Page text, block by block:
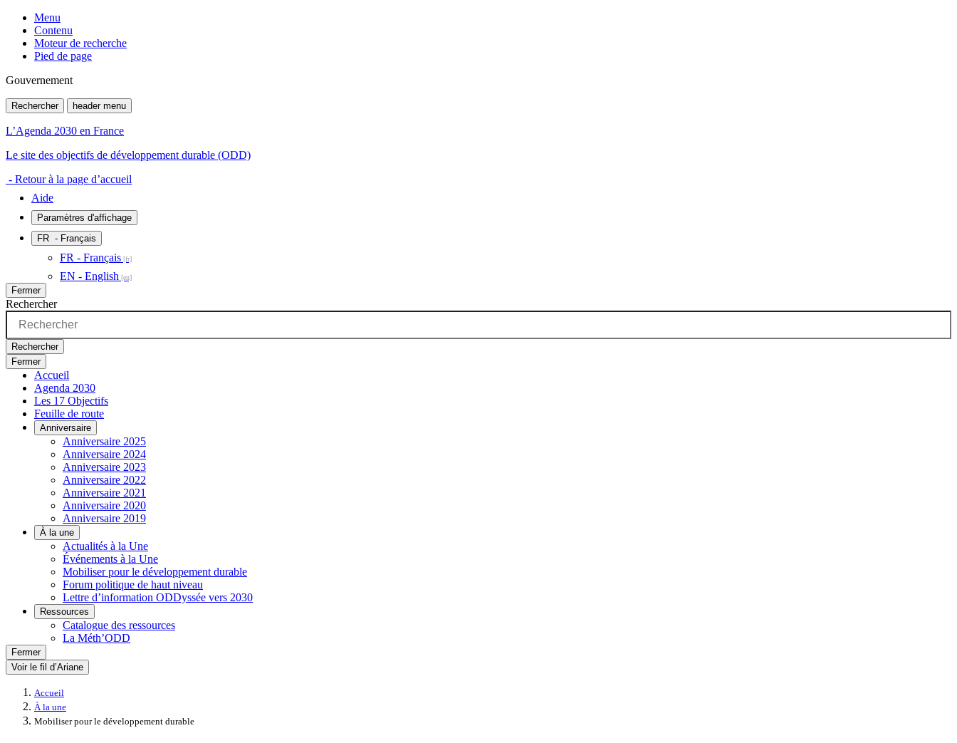
Menu
Contenu
Moteur de recherche
Pied de page
Gouvernement
Rechercher header menu
L’Agenda 2030 en France
Le site des objectifs de développement durable (ODD)
- Retour à la page d’accueil
Aide
Paramètres d'affichage
FR - Français
FR - Français
EN - English
Fermer
Rechercher
Rechercher
Fermer
Accueil
Agenda 2030
Les 17 Objectifs
Feuille de route
Anniversaire
Anniversaire 2025
Anniversaire 2024
Anniversaire 2023
Anniversaire 2022
Anniversaire 2021
Anniversaire 2020
Anniversaire 2019
À la une
Actualités à la Une
Événements à la Une
Mobiliser pour le développement durable
Forum politique de haut niveau
Lettre d’information ODDyssée vers 2030
Ressources
Catalogue des ressources
La Méth’ODD
Fermer
Voir le fil d’Ariane
Accueil
À la une
Mobiliser pour le développement durable